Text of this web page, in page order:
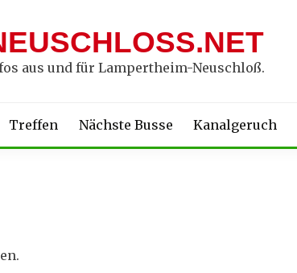
aus und für Lampertheim-Neuschloß.
Treffen Nächste Busse Kanalgeruch